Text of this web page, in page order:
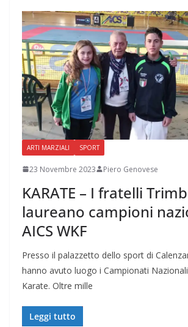
ARTI MARZIALI SPORT
23 Novembre 2023 Piero Genovese
KARATE – I fratelli
laureano campioni
AICS WKF
Presso il palazzetto dello sport di
hanno avuto luogo i Campionati Nazionali
Karate. Oltre mille
Leggi tutto